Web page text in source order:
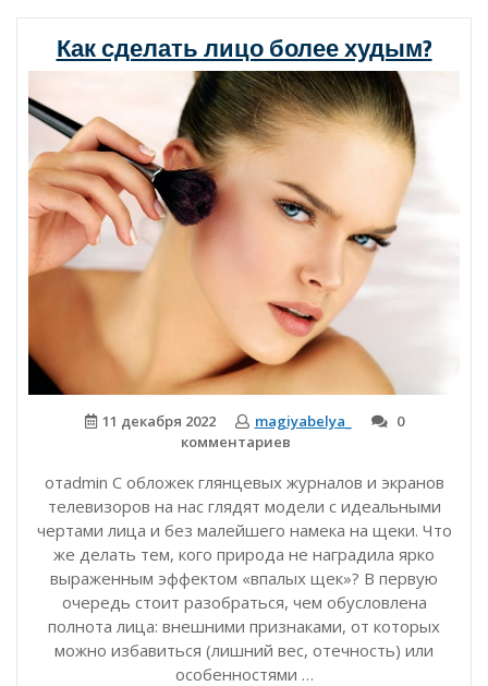
Как сделать лицо более худым?
11 декабря 2022 magiyabelya_
0
комментариев
отadmin С обложек глянцевых журналов и экранов
телевизоров на нас глядят модели с идеальными
чертами лица и без малейшего намека на щеки. Что
же делать тем, кого природа не наградила ярко
выраженным эффектом «впалых щек»? В первую
очередь стоит разобраться, чем обусловлена
полнота лица: внешними признаками, от которых
можно избавиться (лишний вес, отечность) или
особенностями …